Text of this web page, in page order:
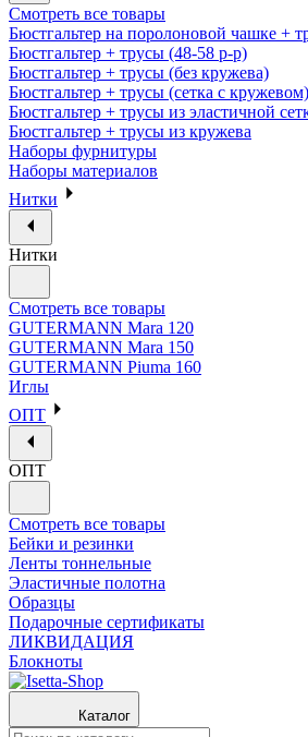
Смотреть все товары
Бюстгальтер на поролоновой чашке +
Бюстгальтер + трусы (48-58 р-р)
Бюстгальтер + трусы (без кружева)
Бюстгальтер + трусы (сетка с кружевом)
Бюстгальтер + трусы из эластичной
Бюстгальтер + трусы из кружева
Наборы фурнитуры
Наборы материалов
Нитки
Нитки
Смотреть все товары
GUTERMANN Mara 120
GUTERMANN Mara 150
GUTERMANN Piuma 160
Иглы
ОПТ
ОПТ
Смотреть все товары
Бейки и резинки
Ленты тоннельные
Эластичные полотна
Образцы
Подарочные сертификаты
ЛИКВИДАЦИЯ
Блокноты
Каталог